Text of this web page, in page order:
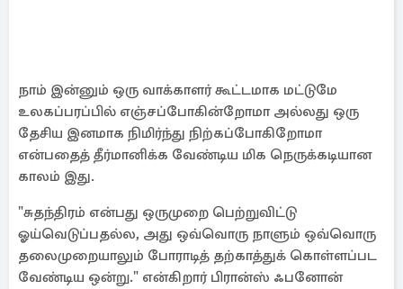
நாம் இன்னும் ஒரு வாக்காளர் கூட்டமாக மட்டுமே
உலகப்பரப்பில் எஞ்சப்போகின்றோமா அல்லது ஒரு
தேசிய இனமாக நிமிர்ந்து நிற்கப்போகிறோமா
என்பதைத் தீர்மானிக்க வேண்டிய மிக நெருக்கடியான
காலம் இது.
"சுதந்திரம் என்பது ஒருமுறை பெற்றுவிட்டு
ஓய்வெடுப்பதல்ல, அது ஒவ்வொரு நாளும் ஒவ்வொரு
தலைமுறையாலும் போராடித் தற்காத்துக் கொள்ளப்பட
வேண்டிய ஒன்று." என்கிறார் பிரான்ஸ் ஃபனோன்